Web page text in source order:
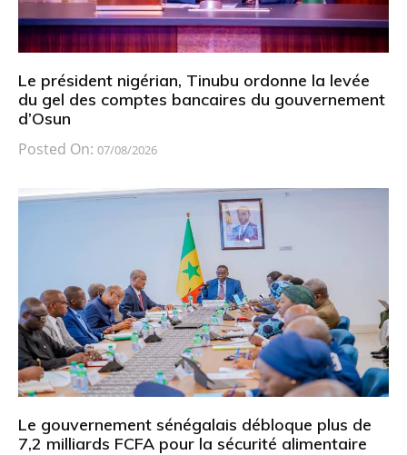
Le président nigérian, Tinubu ordonne la levée
du gel des comptes bancaires du gouvernement
d’Osun
Posted On: 07/08/2026
Le gouvernement sénégalais débloque plus de
7,2 milliards FCFA pour la sécurité alimentaire